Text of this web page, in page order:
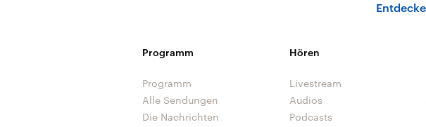
Programm
Programm
Alle Sendungen
Die Nachrichten
Hören
Livestream
Audios
Podcasts